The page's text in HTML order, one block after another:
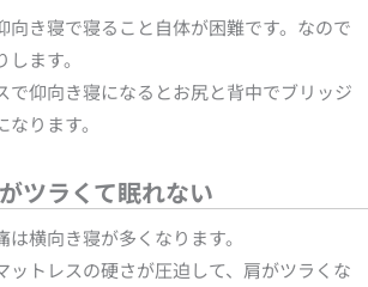
向き寝で寝ること自体が困難です。なので
ます。
で仰向き寝になるとお尻と背中でブリッジ
ります。
ツラくて眠れない
横向き寝が多くなります。
ットレスの硬さが圧迫して、肩がツラくな